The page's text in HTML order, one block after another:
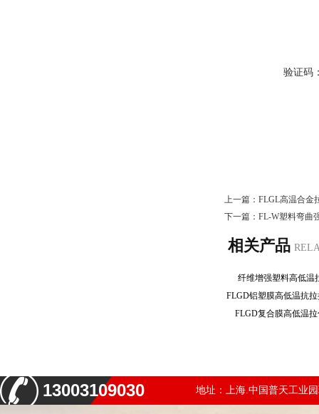
验证码
上一篇： FLGL高温合金
下一篇： FL-W塑料弯曲
相关产品
纤维增强塑料高低
FLGD铝塑膜高低温抗
FLGD复合膜高低温
13003109030 地址：上海.中国普天工业